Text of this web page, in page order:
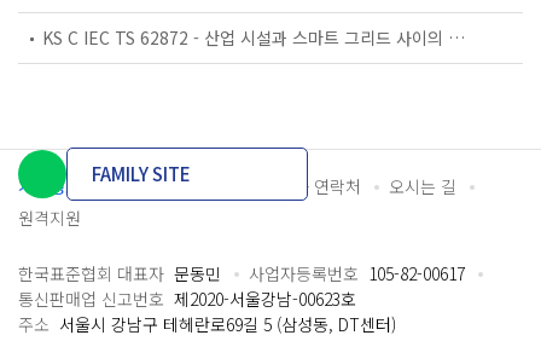
KS C IEC TS 62872 - 산업 시설과 스마트 그리드 사이의 산업 공정 측정, 제어 및 자동화 시스템 인터페이스
개인정보처리방침 이용약관 담당자 연락처
오시는 길
원격지원
FAMILY SITE
한국표준협회 대표자 문동민 사업자등록번호 105-82-00617
통신판매업 신고번호 제2020-서울강남-00623호
주소 서울시 강남구 테헤란로69길 5 (삼성동, DT센터)